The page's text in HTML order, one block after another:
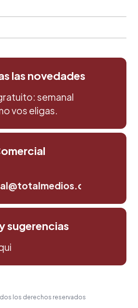
las novedades
semanal
vos eligas.
sugerencias
los derechos reservados